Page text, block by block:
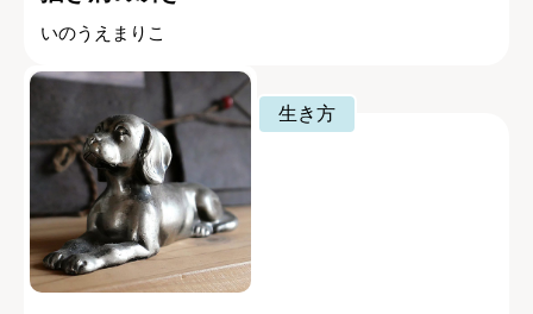
いのうえまりこ
生き方